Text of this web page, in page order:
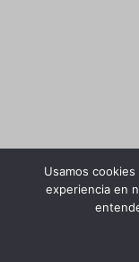
Usamos
experiencia en